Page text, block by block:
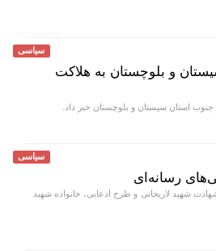
سیاسی
و بلوچستان به هلاکت
استان سیستان و بلوچستان خبر داد.
سیاسی
رسانه‌ای
شهید لاریجانی و طرح ادعایی، خانواده شهید